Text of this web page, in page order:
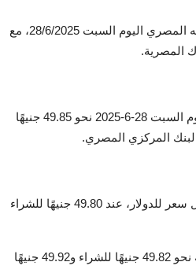
استقر سعر الدولار مقابل الجنيه المصري اليوم السبت 28/6/2025، مع
المصرية.
بلغ سعر الدولار أمام الجنيه اليوم السبت 28-6-2025 نحو 49.85 جنيهًا
سجل بنك التعمير والإسكان أقل سعر للدولار، عند 49.80 جنيهًا للشراء
كما بلغ سعر الدولار أمام الجنيه نحو 49.82 جنيهًا للشراء و49.92 جنيهًا